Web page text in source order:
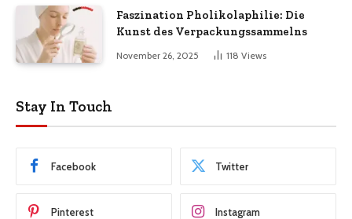
Faszination Pholikolaphilie: Die
Kunst des Verpackungssammelns
November 26, 2025 118 Views
Stay In Touch
Facebook Twitter
Pinterest Instagram